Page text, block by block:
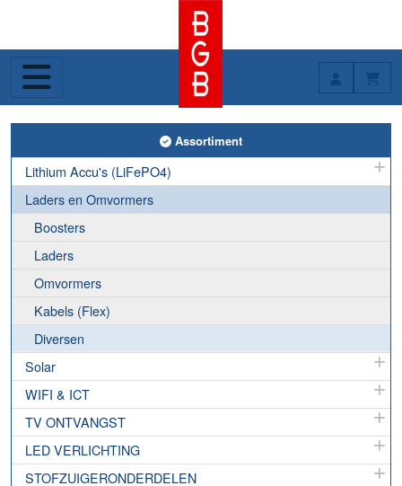
Toggle Assortiment
Assortiment
Lithium Accu's (LiFePO4)
Laders en Omvormers
Boosters
Laders
Omvormers
Kabels (Flex)
Diversen
Solar
WIFI & ICT
TV ONTVANGST
LED VERLICHTING
STOFZUIGERONDERDELEN